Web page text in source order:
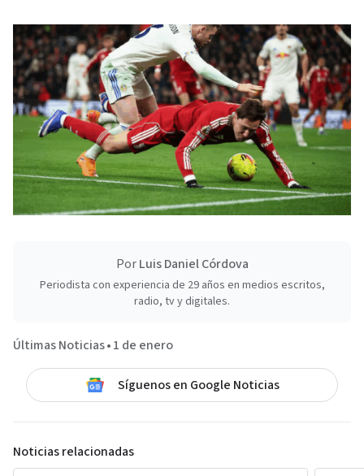
PorLuis Daniel Córdova
Periodista con experiencia de 29 años en medios escritos,
radio, tv y digitales.
Últimas Noticias•1 de enero
Síguenos en Google Noticias
Noticias relacionadas